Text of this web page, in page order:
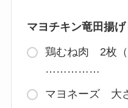
マヨチキン竜田揚げ
鶏むね肉 2枚（
……………
マヨネーズ 大